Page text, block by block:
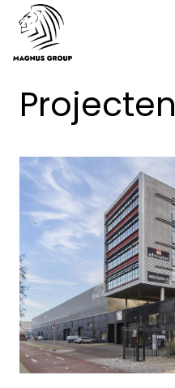
Projecten